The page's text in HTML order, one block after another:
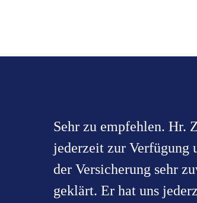
Sehr zu empfehlen. Hr.
jederzeit zur Verfügung
der Versicherung sehr
geklärt. Er hat uns